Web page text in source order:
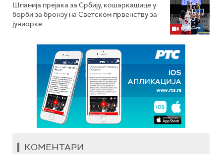
Шпанија прејакa за Србију, кошаркашице у
борби за бронзу на Светском првенству за
јуниорке
КОМЕНТАРИ